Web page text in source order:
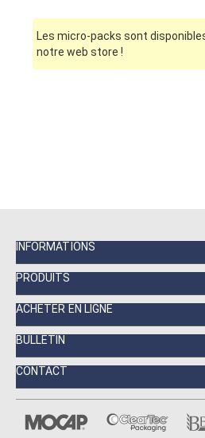
Les micro-packs sont
notre web store !
INFORMATIONS
PRODUITS
ACHETER EN LIGNE
BULLETIN
CONTACT